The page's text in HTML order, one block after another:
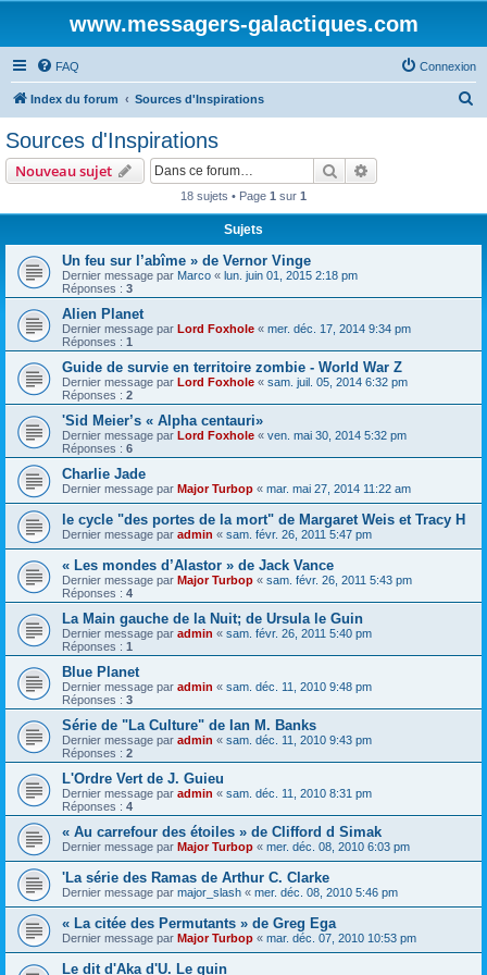
www.messagers-galactiques.com
FAQ Connexion
Index du forum Sources d'Inspirations
Sources d'Inspirations
Nouveau sujet Rechercher
18 sujets • Page 1 sur 1
Sujets
Un feu sur l’abîme » de Vernor Vinge
Dernier message par Marco « lun. juin 01, 2015 2:18 pm
Réponses : 3
Alien Planet
Dernier message par Lord Foxhole « mer. déc. 17, 2014 9:34 pm
Réponses : 1
Guide de survie en territoire zombie - World War Z
Dernier message par Lord Foxhole « sam. juil. 05, 2014 6:32 pm
Réponses : 2
'Sid Meier’s « Alpha centauri»
Dernier message par Lord Foxhole « ven. mai 30, 2014 5:32 pm
Réponses : 6
Charlie Jade
Dernier message par Major Turbop « mar. mai 27, 2014 11:22 am
le cycle "des portes de la mort" de Margaret Weis et Tracy H
Dernier message par admin « sam. févr. 26, 2011 5:47 pm
« Les mondes d’Alastor » de Jack Vance
Dernier message par Major Turbop « sam. févr. 26, 2011 5:43 pm
Réponses : 4
La Main gauche de la Nuit; de Ursula le Guin
Dernier message par admin « sam. févr. 26, 2011 5:40 pm
Réponses : 1
Blue Planet
Dernier message par admin « sam. déc. 11, 2010 9:48 pm
Réponses : 3
Série de "La Culture" de Ian M. Banks
Dernier message par admin « sam. déc. 11, 2010 9:43 pm
Réponses : 2
L'Ordre Vert de J. Guieu
Dernier message par admin « sam. déc. 11, 2010 8:31 pm
Réponses : 4
« Au carrefour des étoiles » de Clifford d Simak
Dernier message par Major Turbop « mer. déc. 08, 2010 6:03 pm
'La série des Ramas de Arthur C. Clarke
Dernier message par major_slash « mer. déc. 08, 2010 5:46 pm
« La citée des Permutants » de Greg Ega
Dernier message par Major Turbop « mar. déc. 07, 2010 10:53 pm
Le dit d'Aka d'U. Le guin